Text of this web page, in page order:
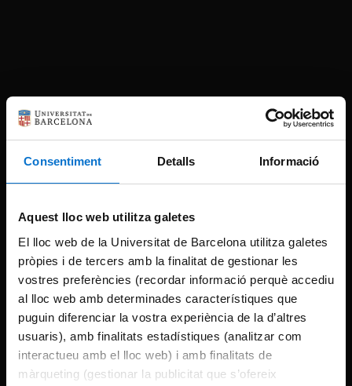
Consentiment Detalls Informació
Aquest lloc web utilitza galetes
El lloc web de la Universitat de Barcelona utilitza galetes
pròpies i de tercers amb la finalitat de gestionar les
vostres preferències (recordar informació perquè accediu
al lloc web amb determinades característiques que
puguin diferenciar la vostra experiència de la d’altres
usuaris), amb finalitats estadístiques (analitzar com
interactueu amb el lloc web) i amb finalitats de
màrqueting (gestionar la publicitat que s’ofereix